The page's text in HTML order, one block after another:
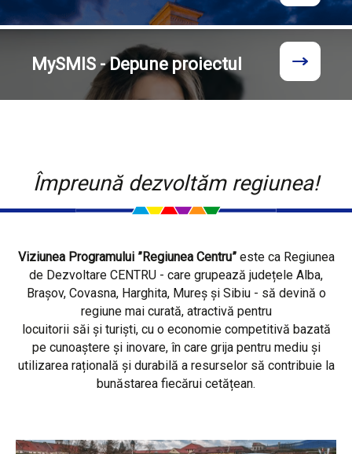
MySMIS - Depune proiectul
Împreună dezvoltăm regiunea!
Viziunea Programului ”Regiunea Centru”este ca Regiunea
de Dezvoltare CENTRU - care grupează județele Alba,
Brașov, Covasna, Harghita, Mureș și Sibiu - să devină o
regiune mai curată, atractivă pentru
locuitorii săi și turiști, cu o economie competitivă bazată
pe cunoaștere și inovare, în care grija pentru mediu și
utilizarea rațională și durabilă a resurselor să contribuie la
bunăstarea fiecărui cetățean.